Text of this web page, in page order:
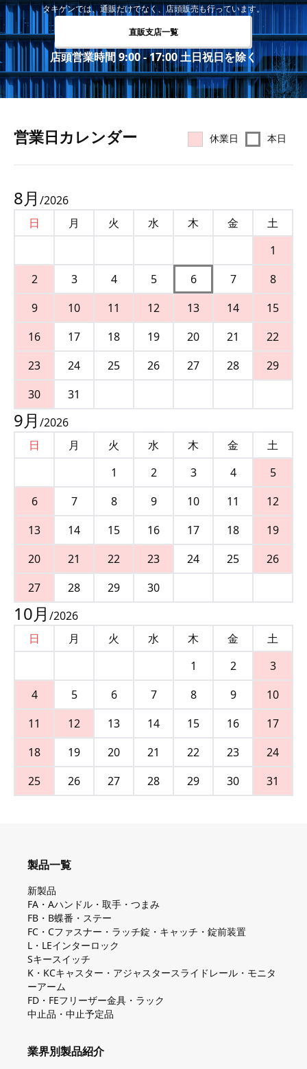
タキゲンでは、通販だけでなく、店頭販売も行っています。
直販支店一覧
店頭営業時間 9:00 - 17:00 土日祝日を除く
営業⽇カレンダー 休業日 本日
8月 /2026
日
月 火 水 木 金
土
1
2
3 4 5 6 7
8
9
10 11 12 13 14
15
16
17 18 19 20 21
22
23
24 25 26 27 28
29
30
31
9月 /2026
日
月 火 水 木 金
土
1
2 3 4
5
6
7 8 9 10 11
12
13
14 15 16 17 18
19
20
21 22 23 24 25
26
27
28 29 30
10月 /2026
日
月 火 水 木 金
土
1
2
3
4
5 6 7 8 9
10
11
12 13 14 15 16
17
18
19 20 21 22 23
24
25
26 27 28 29 30 31
製品一覧
新製品
FA・Aハンドル・取手・つまみ
FB・B蝶番・ステー
FC・Cファスナー・ラッチ錠・キャッチ・錠前装置
L・LEインターロック
Sキースイッチ
K・KCキャスター・アジャスタースライドレール・モニタ
ーアーム
FD・FEフリーザー金具・ラック
中止品・中止予定品
業界別製品紹介